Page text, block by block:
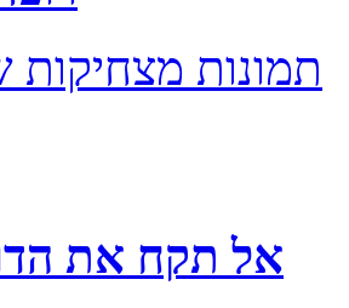
תמונות מצחיקות
אל תקח את